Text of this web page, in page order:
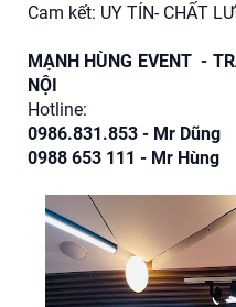
Cam kết: UY TÍN- CHẤT
MẠNH HÙNG EVENT -
NỘI
Hotline:
0986.831.853 - Mr Dũng
0988 653 111 - Mr Hùng